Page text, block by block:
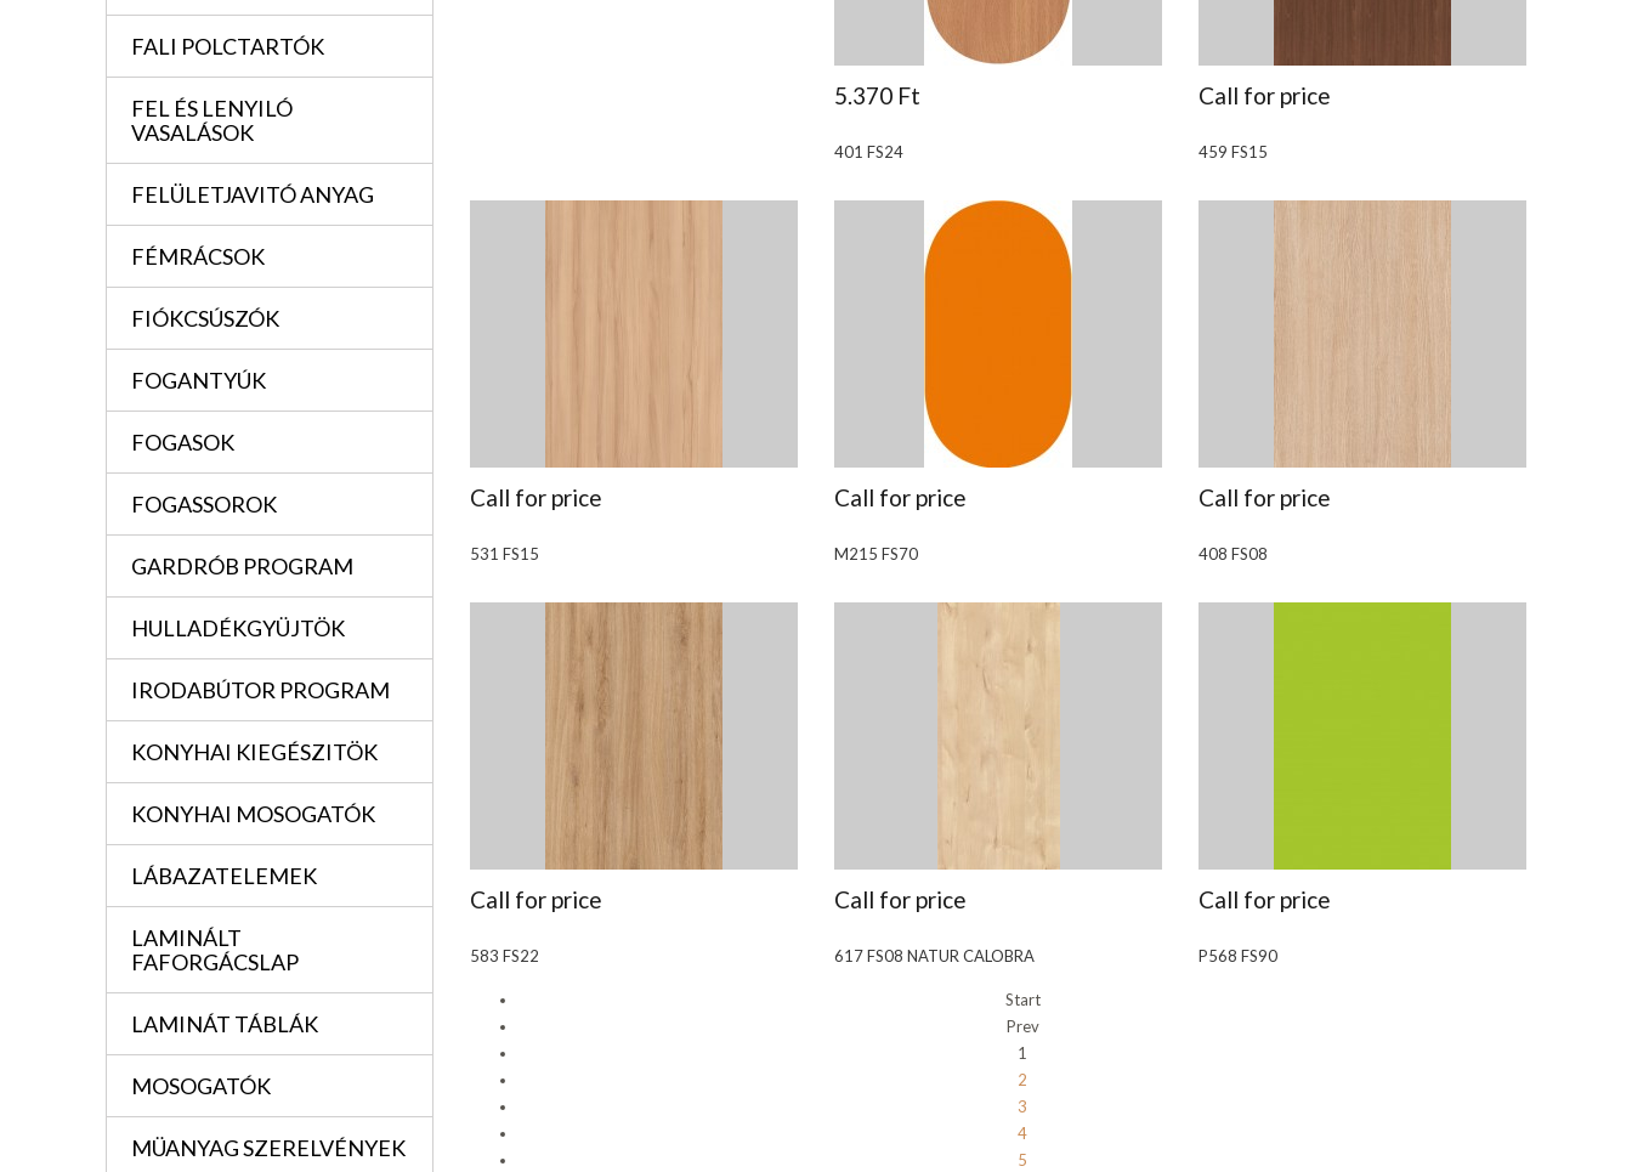
FALI POLCTARTÓK
FEL ÉS LENYILÓ
VASALÁSOK
FELÜLETJAVITÓ ANYAG
FÉMRÁCSOK
FIÓKCSÚSZÓK
FOGANTYÚK
FOGASOK
FOGASSOROK
GARDRÓB PROGRAM
HULLADÉKGYÜJTÖK
IRODABÚTOR PROGRAM
KONYHAI KIEGÉSZITÖK
KONYHAI MOSOGATÓK
LÁBAZATELEMEK
LAMINÁLT
FAFORGÁCSLAP
LAMINÁT TÁBLÁK
MOSOGATÓK
MÜANYAG SZERELVÉNYEK
5.370 Ft
401 FS24
Call for price
459 FS15
Call for price
531 FS15
Call for price
M215 FS70
Call for price
408 FS08
Call for price
583 FS22
Call for price
617 FS08 NATUR CALOBRA
Call for price
P568 FS90
Start
Prev
1
2
3
4
5